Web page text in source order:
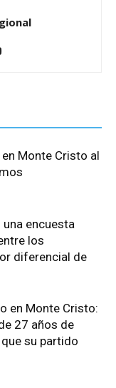
Monte Cristo al
encuesta
los
diferencial de
en Monte Cristo:
27 años de
su partido